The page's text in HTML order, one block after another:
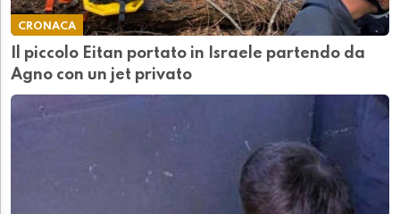
CRONACA
Il piccolo Eitan portato in Israele partendo da
Agno con un jet privato